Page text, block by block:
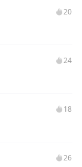
20
24
18
26